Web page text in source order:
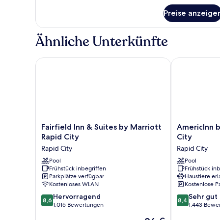
1 King-
Bett,
barrierefrei,
Preise
Ähnliche Unterkünfte
Fairfield
Inn
Suites
by
Marriott
Rapid
City
Rapid
City
Fairfield Inn & Suites by Marriott
Rapid City
Rapid City
Pool
Frühstück inbegriffen
Parkplätze verfügbar
Kostenloses WLAN
8.6
von
8,6 Hervorragend
1.015 Bewertungen
Fairfield Inn & Suites by Marriott Rapid City
AmericInn
by
Wyndham
Rapid
City
Rapid
City
AmericInn
City
Rapid City
Pool
Frühstück
Haustiere
Kostenlose
8.4
von
8,4 Sehr gut
1.443
AmericInn by